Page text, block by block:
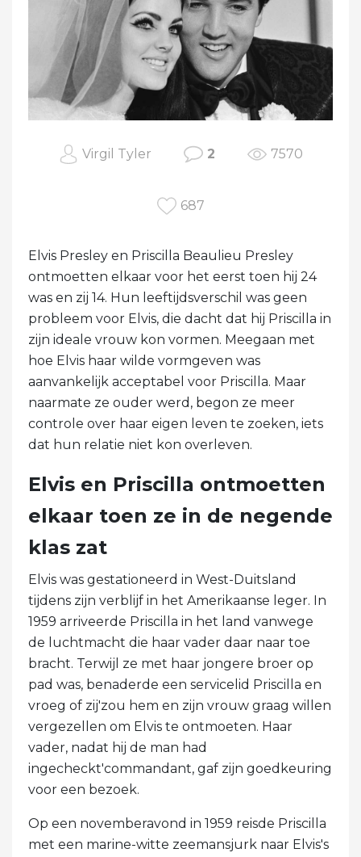
Virgil Tyler 2 7570
687
Elvis Presley en Priscilla Beaulieu Presley
ontmoetten elkaar voor het eerst toen hij 24
was en zij 14. Hun leeftijdsverschil was geen
probleem voor Elvis, die dacht dat hij Priscilla in
zijn ideale vrouw kon vormen. Meegaan met
hoe Elvis haar wilde vormgeven was
aanvankelijk acceptabel voor Priscilla. Maar
naarmate ze ouder werd, begon ze meer
controle over haar eigen leven te zoeken, iets
dat hun relatie niet kon overleven.
Elvis en Priscilla ontmoetten
elkaar toen ze in de negende
klas zat
Elvis was gestationeerd in West-Duitsland
tijdens zijn verblijf in het Amerikaanse leger. In
1959 arriveerde Priscilla in het land vanwege
de luchtmacht die haar vader daar naar toe
bracht. Terwijl ze met haar jongere broer op
pad was, benaderde een servicelid Priscilla en
vroeg of zij'zou hem en zijn vrouw graag willen
vergezellen om Elvis te ontmoeten. Haar
vader, nadat hij de man had
ingecheckt'commandant, gaf zijn goedkeuring
voor een bezoek.
Op een novemberavond in 1959 reisde Priscilla
met een marine-witte zeemansjurk naar Elvis's